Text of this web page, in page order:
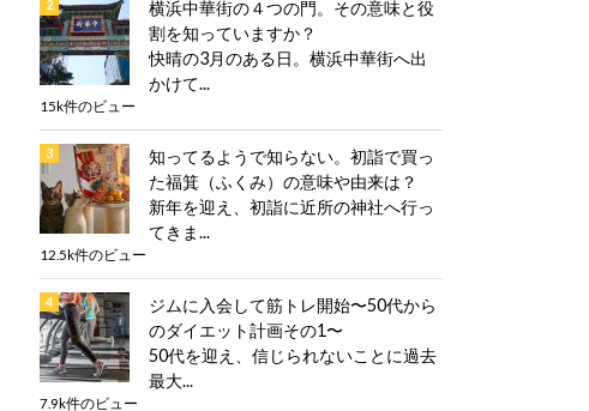
横浜中華街の４つの門。その意味と役
割を知っていますか？
快晴の3月のある日。横浜中華街へ出
かけて...
15k件のビュー
知ってるようで知らない。初詣で買っ
た福箕（ふくみ）の意味や由来は？
新年を迎え、初詣に近所の神社へ行っ
てきま...
12.5k件のビュー
ジムに入会して筋トレ開始〜50代から
のダイエット計画その1〜
50代を迎え、信じられないことに過去
最大...
7.9k件のビュー